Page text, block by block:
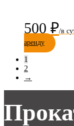
500 ₽
аренду
1
2
→